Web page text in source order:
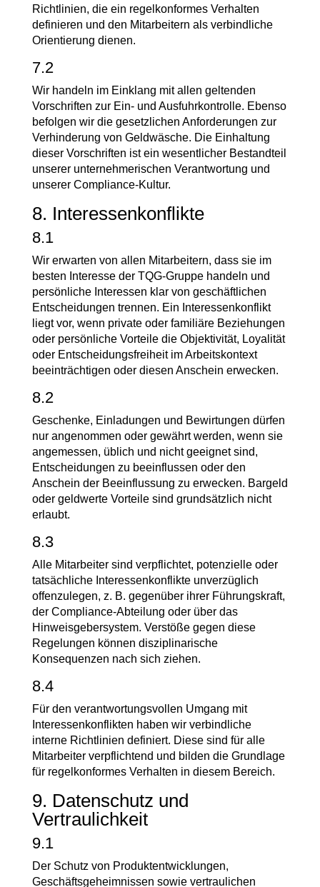
Richtlinien, die ein regelkonformes Verhalten
definieren und den Mitarbeitern als verbindliche
Orientierung dienen.
7.2
Wir handeln im Einklang mit allen geltenden
Vorschriften zur Ein- und Ausfuhrkontrolle. Ebenso
befolgen wir die gesetzlichen Anforderungen zur
Verhinderung von Geldwäsche. Die Einhaltung
dieser Vorschriften ist ein wesentlicher Bestandteil
unserer unternehmerischen Verantwortung und
unserer Compliance-Kultur.
8. Interessenkonflikte
8.1
Wir erwarten von allen Mitarbeitern, dass sie im
besten Interesse der TQG-Gruppe handeln und
persönliche Interessen klar von geschäftlichen
Entscheidungen trennen. Ein Interessenkonflikt
liegt vor, wenn private oder familiäre Beziehungen
oder persönliche Vorteile die Objektivität, Loyalität
oder Entscheidungsfreiheit im Arbeitskontext
beeinträchtigen oder diesen Anschein erwecken.
8.2
Geschenke, Einladungen und Bewirtungen dürfen
nur angenommen oder gewährt werden, wenn sie
angemessen, üblich und nicht geeignet sind,
Entscheidungen zu beeinflussen oder den
Anschein der Beeinflussung zu erwecken. Bargeld
oder geldwerte Vorteile sind grundsätzlich nicht
erlaubt.
8.3
Alle Mitarbeiter sind verpflichtet, potenzielle oder
tatsächliche Interessenkonflikte unverzüglich
offenzulegen, z. B. gegenüber ihrer Führungskraft,
der Compliance-Abteilung oder über das
Hinweisgebersystem. Verstöße gegen diese
Regelungen können disziplinarische
Konsequenzen nach sich ziehen.
8.4
Für den verantwortungsvollen Umgang mit
Interessenkonflikten haben wir verbindliche
interne Richtlinien definiert. Diese sind für alle
Mitarbeiter verpflichtend und bilden die Grundlage
für regelkonformes Verhalten in diesem Bereich.
9. Datenschutz und
Vertraulichkeit
9.1
Der Schutz von Produktentwicklungen,
Geschäftsgeheimnissen sowie vertraulichen